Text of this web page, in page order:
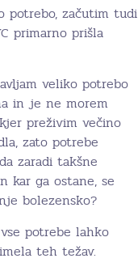
potrebo, začutim tudi
primarno prišla
veliko potrebo
in je ne morem
preživim večino
zato potrebe
zaradi takšne
kar ga ostane, se
bolezensko?
potrebe lahko
teh težav.